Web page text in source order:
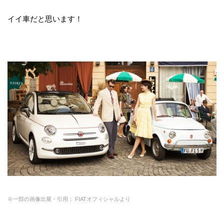
イイ車だと思います！
※一部の画像出展・引用： FIATオフィシャルより